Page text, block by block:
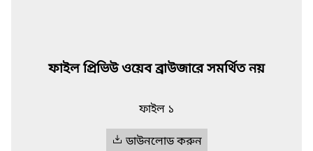
ফাইল প্রিভিউ ওয়েব ব্রাউজারে সমর্থিত নয়
ফাইল ১
ডাউনলোড করুন